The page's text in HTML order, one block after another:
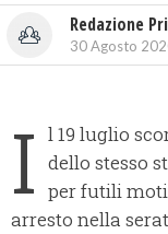
Redazione
30 Agosto
I l 19 luglio
dello stesso
per futili
arresto nella